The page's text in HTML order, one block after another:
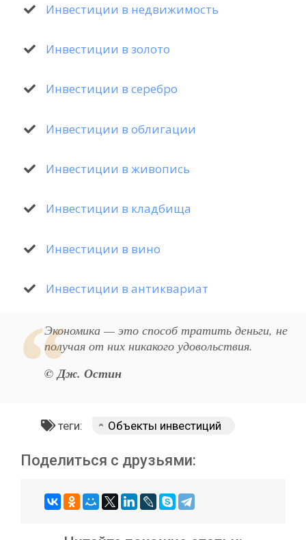
Инвестиции в недвижимость
Инвестиции в золото
Инвестиции в серебро
Инвестиции в облигации
Инвестиции в живопись
Инвестиции в кладбища
Инвестиции в вино
Инвестиции в антиквариат
Экономика — это способ тратить деньги, не
получая от них никакого удовольствия.
© Дж. Остин
теги: Объекты инвестиций
Поделиться с друзьями: